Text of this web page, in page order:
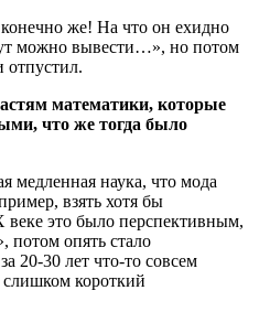
же! На что он ехидно
можно вывести…», но потом
отпустил.
математики, которые
что же тогда было
медленная наука, что мода
взять хотя бы
это было перспективным,
потом опять стало
20-30 лет что-то совсем
короткий